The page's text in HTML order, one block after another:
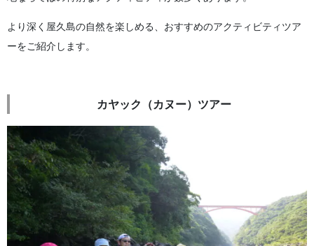
より深く屋久島の自然を楽しめる、おすすめのアクティビティツア
ーをご紹介します。
カヤック（カヌー）ツアー